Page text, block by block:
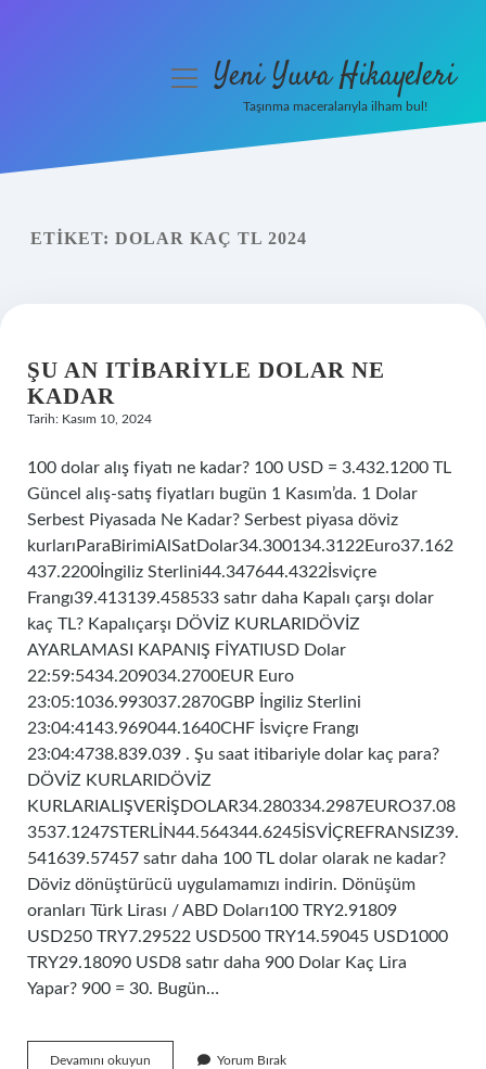
Yasal Uyarı
menüyüYeni Yuva Hikayeleri
Taşınma maceralarıyla ilham bul!
ETIKET: DOLAR KAÇ TL 2024
ŞU AN ITIBARIYLE DOLAR NE
KADAR
Tarih: Kasım 10, 2024
100 dolar alış fiyatı ne kadar? 100 USD = 3.432.1200 TL
Güncel alış-satış fiyatları bugün 1 Kasım’da. 1 Dolar
Serbest Piyasada Ne Kadar? Serbest piyasa döviz
kurlarıParaBirimiAlSatDolar34.300134.3122Euro37.162
437.2200İngiliz Sterlini44.347644.4322İsviçre
Frangı39.413139.458533 satır daha Kapalı çarşı dolar
kaç TL? Kapalıçarşı DÖVİZ KURLARIDÖVİZ
AYARLAMASI KAPANIŞ FİYATIUSD Dolar
22:59:5434.209034.2700EUR Euro
23:05:1036.993037.2870GBP İngiliz Sterlini
23:04:4143.969044.1640CHF İsviçre Frangı
23:04:4738.839.039 . Şu saat itibariyle dolar kaç para?
DÖVİZ KURLARIDÖVİZ
KURLARIALIŞVERİŞDOLAR34.280334.2987EURO37.08
3537.1247STERLİN44.564344.6245İSVİÇREFRANSIZ39.
541639.57457 satır daha 100 TL dolar olarak ne kadar?
Döviz dönüştürücü uygulamamızı indirin. Dönüşüm
oranları Türk Lirası / ABD Doları100 TRY2.91809
USD250 TRY7.29522 USD500 TRY14.59045 USD1000
TRY29.18090 USD8 satır daha 900 Dolar Kaç Lira
Yapar? 900 = 30. Bugün…
Devamını okuyun Yorum Bırak